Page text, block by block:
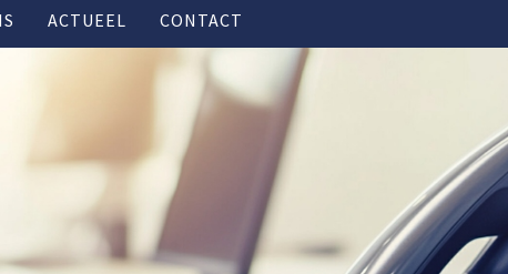
ACTUEEL CONTACT